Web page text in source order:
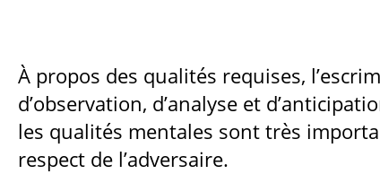
À propos des qualités requises,
d’observation, d’analyse et
les qualités mentales sont très
respect de l’adversaire.